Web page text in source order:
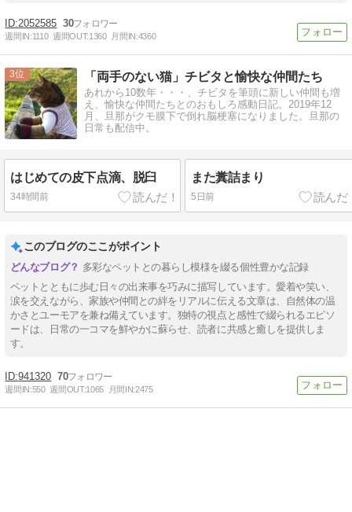
2052585 30
週間IN:1110 週間OUT:1360 月間IN:4360
3 「両手のない猫」チビタと愉快な仲間たち
あれから10数年・・・、チビタを筆頭に新しい仲間も増
え、愉快な仲間たちとのおもしろ感動日記。2019年12
月、旦那がクモ膜下で倒れ脳梗塞になりました。旦那の
日常も配信中。
はじめての皮下点滴、脱臼
34時間前
また糞詰まり
5日前
このブログのここがポイント
多彩なペットとの暮らし模様を綴る個性豊かな記録
ペットとともに歩む日々の出来事を巧みに描写しています。愛着や笑い、
涙を交えながら、家族や仲間との絆をリアルに伝える文章は、自然体の温
かさとユーモアを兼ね備えています。独特の視点と感性で綴られるエピソ
ードは、日常の一コマを鮮やかに蘇らせ、読者に共感と癒しを提供しま
す。
941320 70
週間IN:550 週間OUT:1065 月間IN:2475